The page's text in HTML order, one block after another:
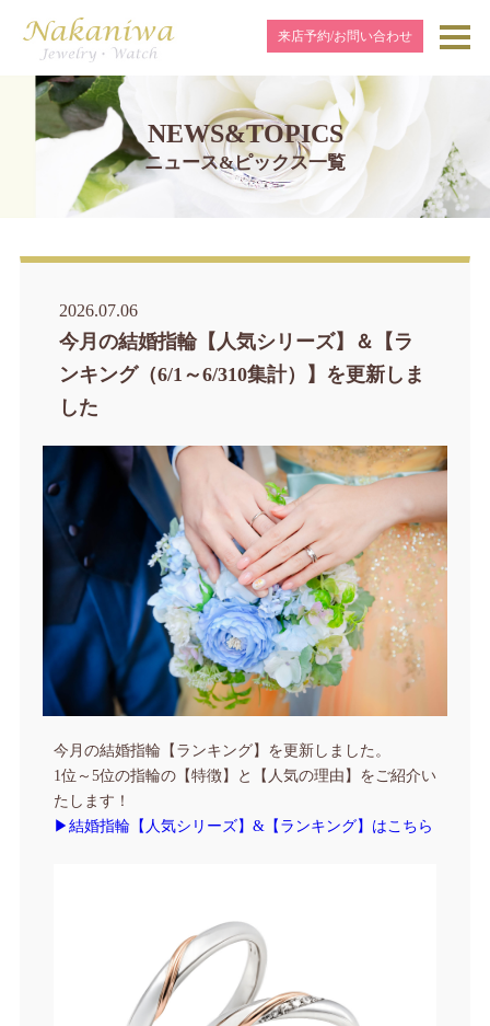
来店予約/お問い合わせ
NEWS&TOPICS
ニュース&ピックス一覧
2026.07.06
今月の結婚指輪【人気シリーズ】＆【ラ
ンキング（6/1～6/310集計）】を更新しま
した
今月の結婚指輪【ランキング】を更新しました。
1位～5位の指輪の【特徴】と【人気の理由】をご紹介い
たします！
▶結婚指輪【人気シリーズ】&【ランキング】はこちら